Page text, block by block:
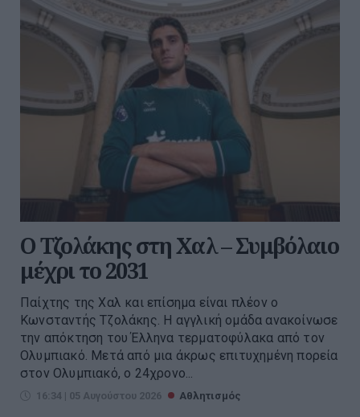
Ο Τζολάκης στη Χαλ – Συμβόλαιο
μέχρι το 2031
Παίχτης της Χαλ και επίσημα είναι πλέον ο
Κωνσταντής Τζολάκης. Η αγγλική ομάδα ανακοίνωσε
την απόκτηση του Έλληνα τερματοφύλακα από τον
Ολυμπιακό. Μετά από μια άκρως επιτυχημένη πορεία
στον Ολυμπιακό, ο 24χρονο...
16:34 | 05 Αυγούστου 2026 Αθλητισμός